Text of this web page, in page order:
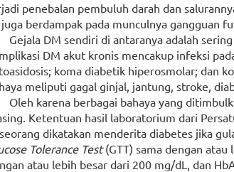
penebalan pembuluh darah dan
berdampak pada munculnya gangguan
Gejala DM sendiri di antaranya adalah
DM akut kronis mencakup infeksi
koma diabetik hiperosmolar; dan
meliputi gagal ginjal, jantung, stroke,
Oleh karena berbagai bahaya yang
Ketentuan hasil laboratorium dari
dikatakan menderita diabetes jika
Tolerance Test(GTT) sama dengan atau
atau lebih besar dari 200 mg/dL, dan